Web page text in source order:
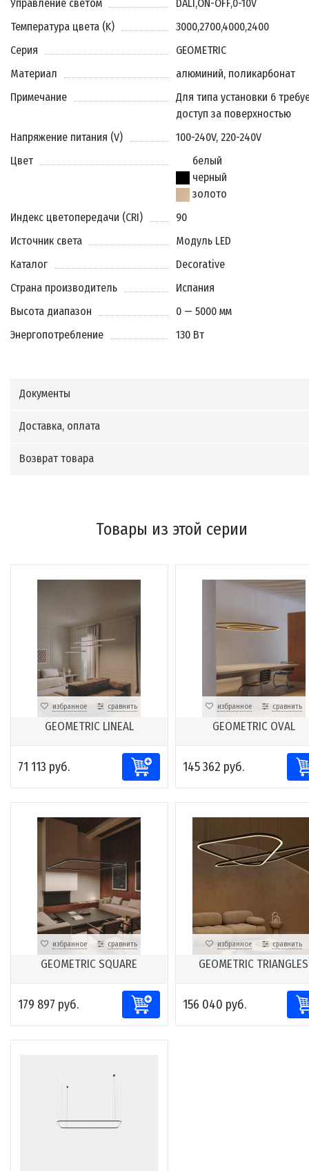
Управление светом DALI ,ON-OFF,0-10V
Температура цвета (K)
3000,2700,4000,2400
Серия
GEOMETRIC
Материал
алюминий, поликарбонат
Примечание
Для типа установки 6
доступ за поверхностью
Напряжение питания (V)
100-240V, 220-240V
Цвет
белый
черный
золото
Индекс цветопередачи (CRI)
90
Источник света
Модуль LED
Каталог
Decorative
Страна производитель
Испания
Высота диапазон
0 — 5000 мм
Энергопотребление
130 Вт
Документы
Доставка, оплата
Возврат товара
Товары из этой серии
избранное сравнить
GEOMETRIC LINEAL
71 113 руб.
избранное сравнить
GEOMETRIC OVAL
145 362 руб.
избранное сравнить
GEOMETRIC SQUARE
179 897 руб.
избранное сравнить
GEOMETRIC TRIANGLES
156 040 руб.